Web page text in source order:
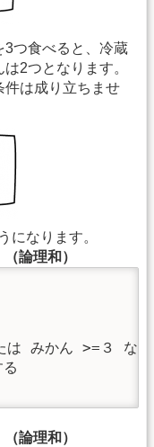
3つ食べると、冷蔵
2つとなります。
件は成り立ちませ
になります。
論理和）
は みかん >=３ なら
論理和）